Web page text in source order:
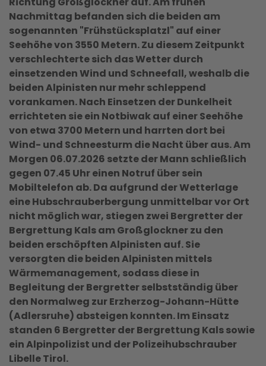
Nachmittag befanden sich die beiden am
sogenannten "Frühstücksplatzl" auf einer
Seehöhe von 3550 Metern. Zu diesem Zeitpunkt
verschlechterte sich das Wetter durch
einsetzenden Wind und Schneefall, weshalb die
beiden Alpinisten nur mehr schleppend
vorankamen. Nach Einsetzen der Dunkelheit
errichteten sie ein Notbiwak auf einer Seehöhe
von etwa 3700 Metern und harrten dort bei
Wind- und Schneesturm die Nacht über aus. Am
Morgen 06.07.2026 setzte der Mann schließlich
gegen 07.45 Uhr einen Notruf über sein
Mobiltelefon ab. Da aufgrund der Wetterlage
eine Hubschrauberbergung unmittelbar vor Ort
nicht möglich war, stiegen zwei Bergretter der
Bergrettung Kals am Großglockner zu den
beiden erschöpften Alpinisten auf. Sie
versorgten die beiden Alpinisten mittels
Wärmemanagement, sodass diese in
Begleitung der Bergretter selbstständig über
den Normalweg zur Erzherzog-Johann-Hütte
(Adlersruhe) absteigen konnten. Im Einsatz
standen 6 Bergretter der Bergrettung Kals sowie
ein Alpinpolizist und der Polizeihubschrauber
Libelle Tirol.